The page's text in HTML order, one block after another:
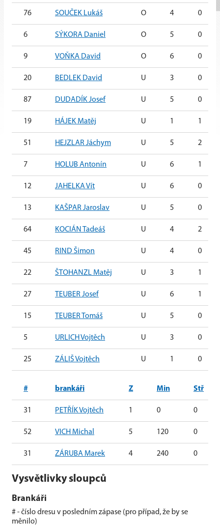
76 SOUČEK Lukáš O 4 0
6 SÝKORA Daniel O 5 0
9 VOŇKA David O 6 0
20 BEDLEK David U 3 0
87 DUDADÍK Josef U 5 0
19 HÁJEK Matěj U 1 1
51 HEJZLAR Jáchym U 5 2
7 HOLUB Antonín U 6 1
12 JAHELKA Vít U 6 0
13 KAŠPAR Jaroslav U 5 0
64 KOCIÁN Tadeáš U 4 2
45 RIND Šimon U 4 0
22 ŠTOHANZL Matěj U 3 1
27 TEUBER Josef U 6 1
15 TEUBER Tomáš U 5 0
5 URLICH Vojtěch U 3 0
25 ZÁLIŠ Vojtěch U 1 0
# brankáři Z Min Stř
31 PETŘÍK Vojtěch 1 0 0
52 VICH Michal 5 120 0
31 ZÁRUBA Marek 4 240 0
Vysvětlivky sloupců
Brankáři
# - číslo dresu v posledním zápase (pro případ, že by se
měnilo)